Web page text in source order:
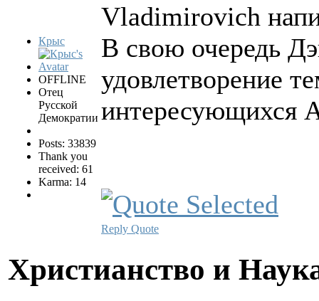
Крыс
OFFLINE
Отец
Русской
Демократии
Posts: 33839
Thank you
received: 61
Karma: 14
Vladimirovich
В свою очередь
удовлетворение
интересующихся
Reply Quote
Христианство и